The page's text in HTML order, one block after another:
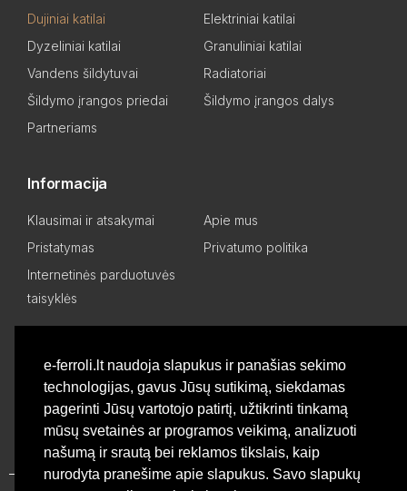
e-ferroli.lt naudoja slapukus ir panašias sekimo
technologijas, gavus Jūsų sutikimą, siekdamas
pagerinti Jūsų vartotojo patirtį, užtikrinti tinkamą
mūsų svetainės ar programos veikimą, analizuoti
našumą ir srautą bei reklamos tikslais, kaip
nurodyta pranešime apie slapukus. Savo slapukų
Dujiniai katilai
Elektriniai katilai
Dyzeliniai katilai
Granuliniai katilai
Vandens šildytuvai
Radiatoriai
Šildymo įrangos priedai
Šildymo įrangos dalys
Partneriams
Informacija
Klausimai ir atsakymai
Apie mus
Pristatymas
Privatumo politika
Internetinės parduotuvės
taisyklės
Asmeninis kabinetas
Pageidavimų sąrašas
Palyginti produktus
Basket